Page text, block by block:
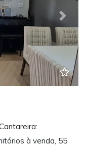
Next
à venda, 55